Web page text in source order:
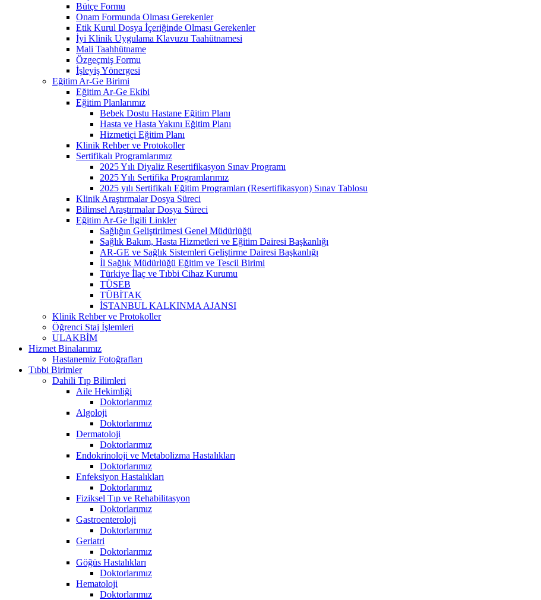
Bütçe Formu
Onam Formunda Olması Gerekenler
Etik Kurul Dosya İçeriğinde Olması Gerekenler
İyi Klinik Uygulama Klavuzu Taahütnamesi
Mali Taahhütname
Özgeçmiş Formu
İşleyiş Yönergesi
Eğitim Ar-Ge Birimi
Eğitim Ar-Ge Ekibi
Eğitim Planlarımız
Bebek Dostu Hastane Eğitim Planı
Hasta ve Hasta Yakını Eğitim Planı
Hizmetiçi Eğitim Planı
Klinik Rehber ve Protokoller
Sertifikalı Programlarımız
2025 Yılı Diyaliz Resertifikasyon Sınav Programı
2025 Yılı Sertifika Programlarımız
2025 yılı Sertifikalı Eğitim Programları (Resertifikasyon) Sınav Tablosu
Klinik Araştırmalar Dosya Süreci
Bilimsel Araştırmalar Dosya Süreci
Eğitim Ar-Ge İlgili Linkler
Sağlığın Geliştirilmesi Genel Müdürlüğü
Sağlık Bakım, Hasta Hizmetleri ve Eğitim Dairesi Başkanlığı
AR-GE ve Sağlık Sistemleri Geliştirme Dairesi Başkanlığı
İl Sağlık Müdürlüğü Eğitim ve Tescil Birimi
Türkiye İlaç ve Tıbbi Cihaz Kurumu
TÜSEB
TÜBİTAK
İSTANBUL KALKINMA AJANSI
Klinik Rehber ve Protokoller
Öğrenci Staj İşlemleri
ULAKBİM
Hizmet Binalarımız
Hastanemiz Fotoğrafları
Tıbbi Birimler
Dahili Tıp Bilimleri
Aile Hekimliği
Doktorlarımız
Algoloji
Doktorlarımız
Dermatoloji
Doktorlarımız
Endokrinoloji ve Metabolizma Hastalıkları
Doktorlarımız
Enfeksiyon Hastalıkları
Doktorlarımız
Fiziksel Tıp ve Rehabilitasyon
Doktorlarımız
Gastroenteroloji
Doktorlarımız
Geriatri
Doktorlarımız
Göğüs Hastalıkları
Doktorlarımız
Hematoloji
Doktorlarımız